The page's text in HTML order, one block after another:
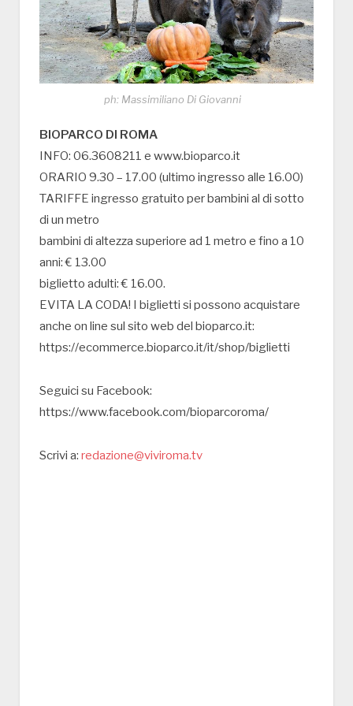
ph: Massimiliano Di Giovanni
BIOPARCO DI ROMA
INFO: 06.3608211 e www.bioparco.it
ORARIO 9.30 – 17.00 (ultimo ingresso alle 16.00)
TARIFFE ingresso gratuito per bambini al di sotto
di un metro
bambini di altezza superiore ad 1 metro e fino a 10
anni: € 13.00
biglietto adulti: € 16.00.
EVITA LA CODA! I biglietti si possono acquistare
anche on line sul sito web del bioparco.it:
https://ecommerce.bioparco.it/it/shop/biglietti
Seguici su Facebook:
https://www.facebook.com/bioparcoroma/
Scrivi a: redazione@viviroma.tv